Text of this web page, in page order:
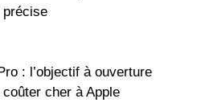
: l’objectif à ouverture
cher à Apple